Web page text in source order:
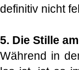
definitiv nicht
5. Die Stille
Während in